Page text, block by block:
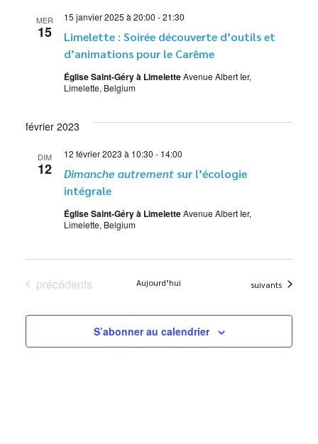
MER
15
Limelette : Soirée découverte d’outils et
d’animations pour le Carême
15 janvier 2025 à 20:00 -21:30
Église Saint-Géry à LimeletteAvenue Albert Ier,
Limelette, Belgium
février 2023
DIM
12 Dimanche autrementsur l’écologie
intégrale
12 février 2023 à 10:30 - 14:00
Église Saint-Géry à LimeletteAvenue Albert Ier,
Limelette, Belgium
Évènements
précédents Aujourd’hui Évènements
suivants
S’abonner au calendrier